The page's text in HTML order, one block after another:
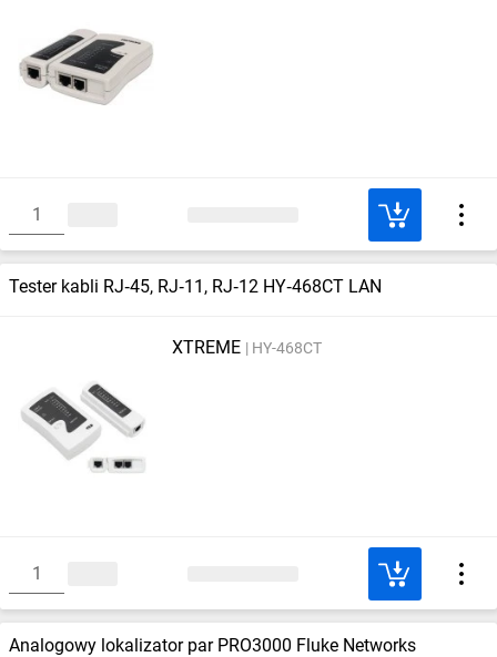
Tester kabli RJ‑45, RJ‑11, RJ‑12 HY‑468CT LAN
XTREME HY-468CT
Analogowy lokalizator par PRO3000 Fluke Networks